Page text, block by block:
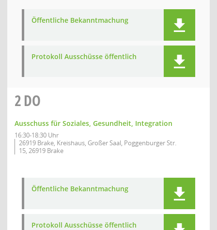
Öffentliche Bekanntmachung
Protokoll Ausschüsse öffentlich
2DO
Ausschuss für Soziales, Gesundheit, Integration
16:30-18:30 Uhr
26919 Brake, Kreishaus, Großer Saal, Poggenburger Str.
15, 26919 Brake
Öffentliche Bekanntmachung
Protokoll Ausschüsse öffentlich